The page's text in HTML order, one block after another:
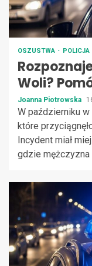
OSZUSTWA POLICJA
Woli?
Joanna Piotrowska
W październiku
które
Incydent miał
gdzie mężczyzna